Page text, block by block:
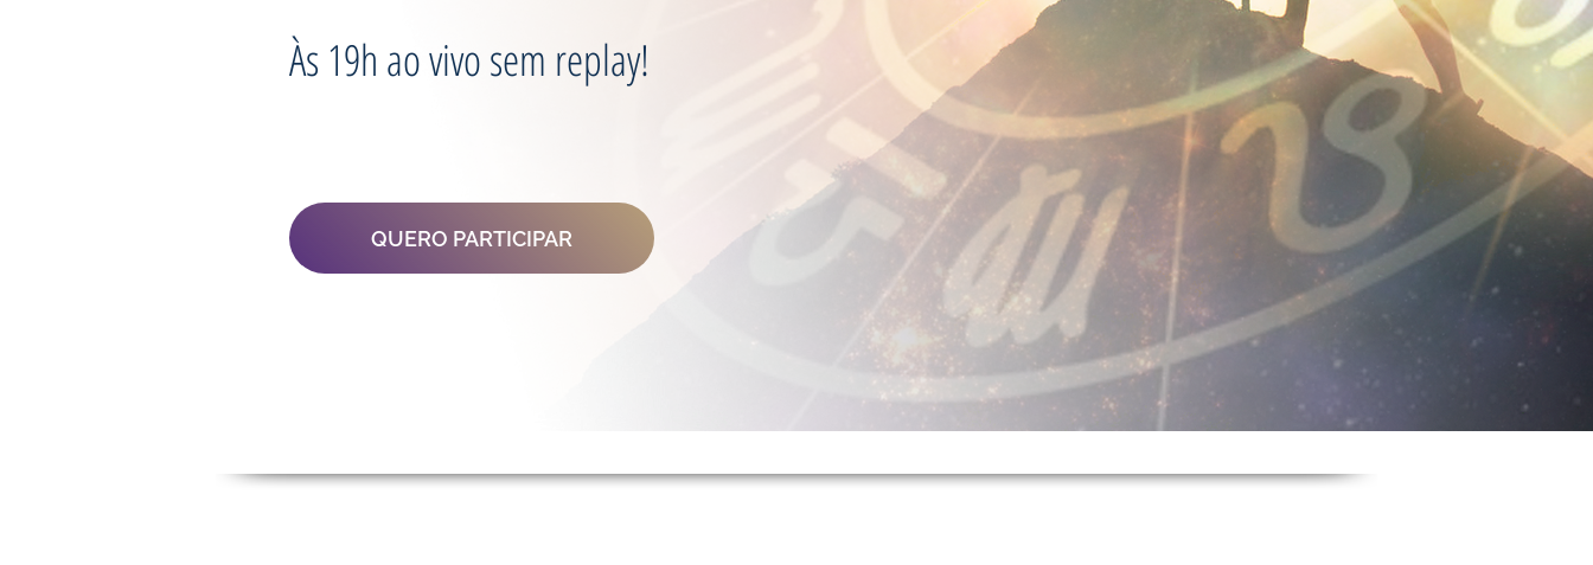
QUERO PARTICIPAR
Às 19h ao vivo sem replay!